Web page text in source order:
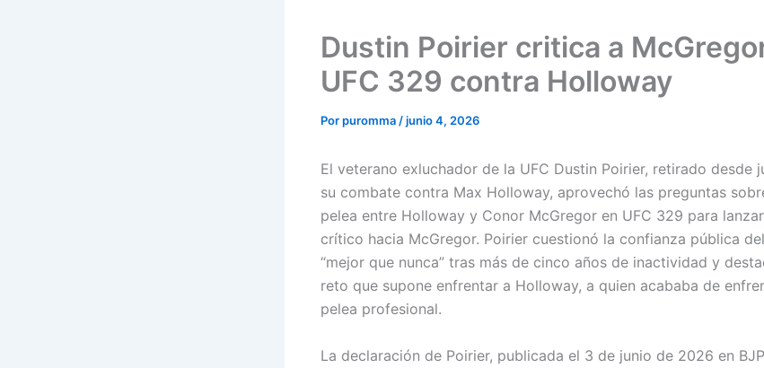
Dustin Poirier critica a
UFC 329 contra Holloway
Porpuromma /junio 4, 2026
El veterano exluchador de la UFC Dustin Poirier, retirado desde
su combate contra Max Holloway, aprovechó las preguntas
pelea entre Holloway y Conor McGregor en UFC 329 para
crítico hacia McGregor. Poirier cuestionó la confianza pública
“mejor que nunca” tras más de cinco años de inactividad y
reto que supone enfrentar a Holloway, a quien acababa de
pelea profesional.
La declaración de Poirier, publicada el 3 de junio de 2026 en